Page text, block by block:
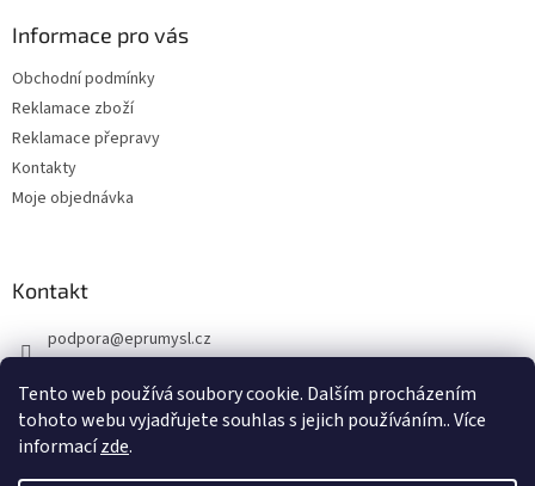
Tento web používá soubory cookie. Dalším procházením
tohoto webu vyjadřujete souhlas s jejich používáním.. Více
informacízde.
Informace pro vás
Obchodní podmínky
Reklamace zboží
Reklamace přepravy
Kontakty
Moje objednávka
Kontakt
podpora@eprumysl.cz